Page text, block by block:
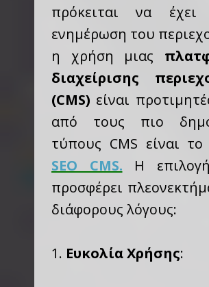
πρόκειται να έχει
ενημέρωση του
η χρήση μιας
διαχείρισης
(CMS) είναι
από τους πιο
τύπους CMS είναι το
SEO CMS. Η
προσφέρει
διάφορους λόγους:
1. Ευκολία Χρήσης: